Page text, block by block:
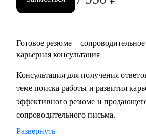
● IT, HR, маркетинг, продажи
● нефтегаз, инженеры газ и ОВиК
● общепит, специалисты индустрии
● помогающие профессии
● дизайнеры, SMM, event
● юристы, безопасники, GR
государством) и др.
Готовое резюме +
карьерная консультация
Консультация для получения
теме поиска работы и развития
эффективного резюме и
сопроводительного письма.
Развернуть